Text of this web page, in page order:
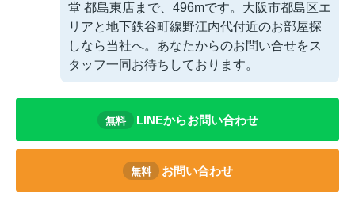
堂 都島東店まで、496mです。大阪市都島区エ
リアと地下鉄谷町線野江内代付近のお部屋探
しなら当社へ。あなたからのお問い合せをス
タッフ一同お待ちしております。
無料 LINEからお問い合わせ
無料 お問い合わせ